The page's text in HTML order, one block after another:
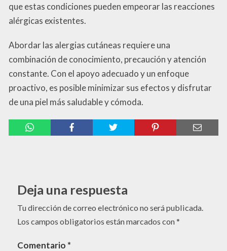
que estas condiciones pueden empeorar las reacciones
alérgicas existentes.
Abordar las alergias cutáneas requiere una
combinación de conocimiento, precaución y atención
constante. Con el apoyo adecuado y un enfoque
proactivo, es posible minimizar sus efectos y disfrutar
de una piel más saludable y cómoda.
Deja una respuesta
Tu dirección de correo electrónico no será publicada.
Los campos obligatorios están marcados con*
Comentario *